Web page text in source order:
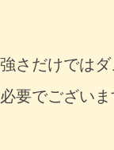
さだけではダ
要でござい